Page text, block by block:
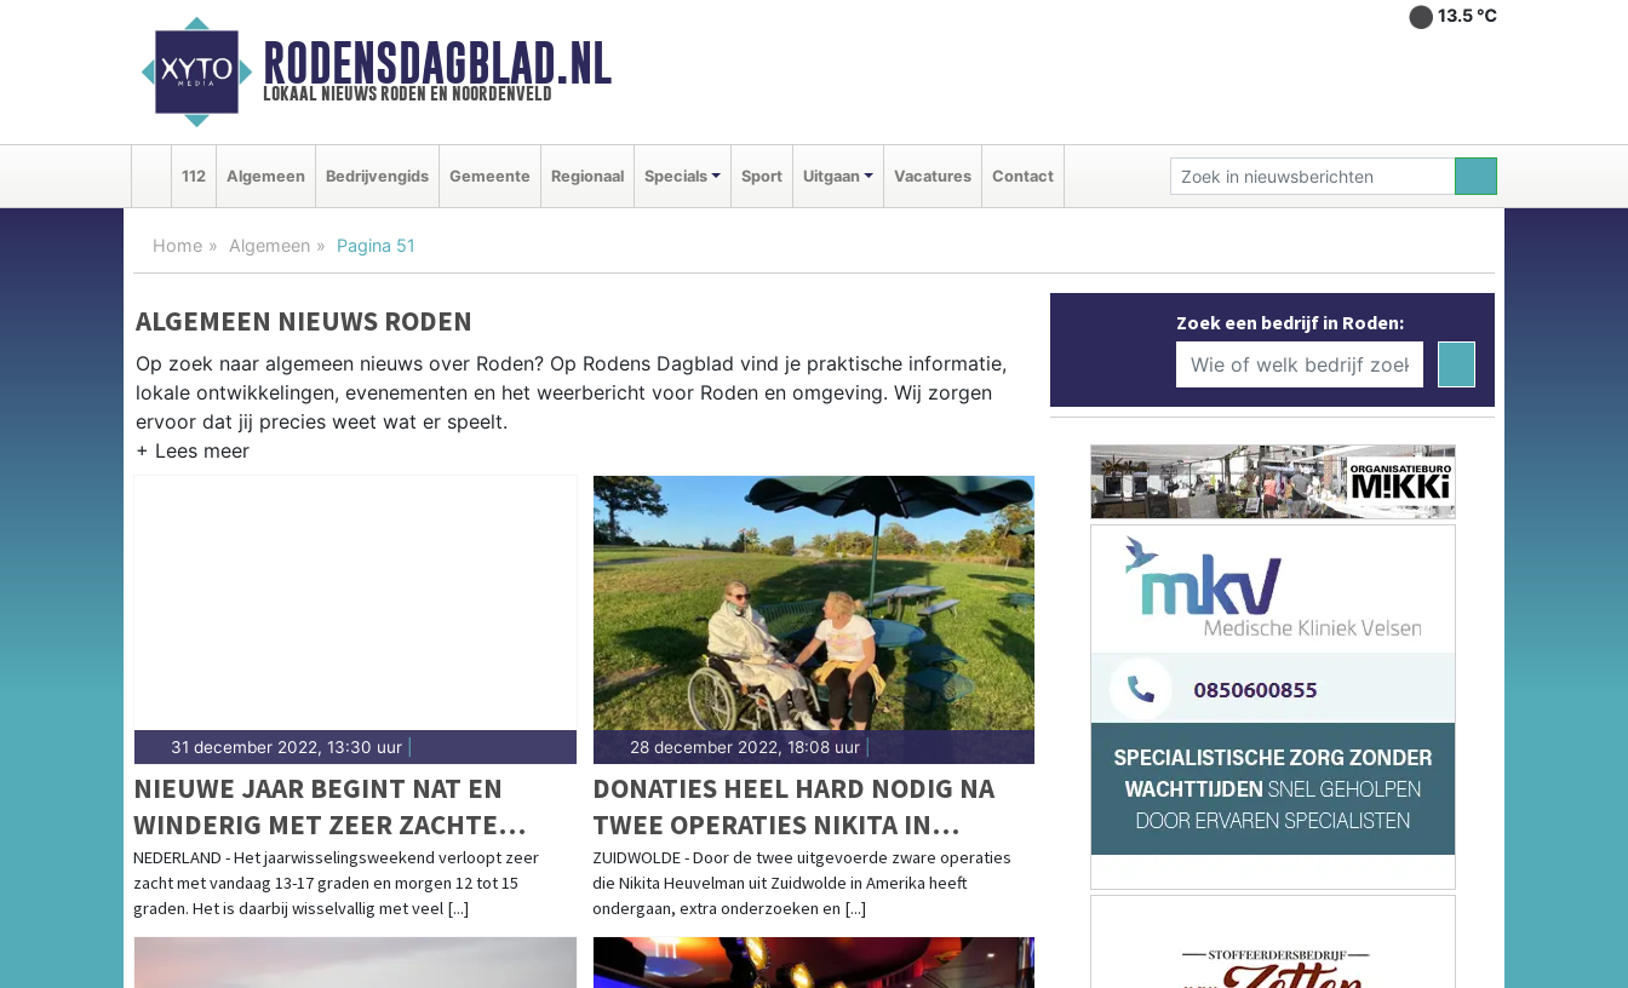
RODENSDAGBLAD.NL
lokaal nieuws roden en noordenveld
13.5 ℃
112 Algemeen Bedrijvengids Gemeente Regionaal Specials Sport Uitgaan Vacatures Contact
Home Algemeen Pagina 51
ALGEMEEN NIEUWS RODEN
Op zoek naar algemeen nieuws over Roden? Op Rodens Dagblad vind je praktische informatie,
lokale ontwikkelingen, evenementen en het weerbericht voor Roden en omgeving. Wij zorgen
ervoor dat jij precies weet wat er speelt.
Van werkzaamheden op de N372 en evenementen als de Roder Markt tot het weersbericht voor
de regio Noordenveld en het noorden van Drenthe.
31 december 2022, 13:30 uur
NIEUWE JAAR BEGINT NAT EN
WINDERIG MET ZEER ZACHTE
TEMPERATUREN
NEDERLAND - Het jaarwisselingsweekend verloopt zeer
zacht met vandaag 13-17 graden en morgen 12 tot 15
graden. Het is daarbij wisselvallig met veel [...]
28 december 2022, 18:08 uur|
DONATIES HEEL HARD NODIG NA
TWEE OPERATIES NIKITA IN
AMERIKA
ZUIDWOLDE - Door de twee uitgevoerde zware operaties
die Nikita Heuvelman uit Zuidwolde in Amerika heeft
ondergaan, extra onderzoeken en [...]
Zoek een bedrijf in Roden: